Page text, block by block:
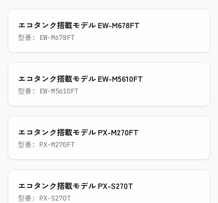
エコタンク搭載モデル EW-M678FT
型番: EW-M678FT
エコタンク搭載モデル EW-M5610FT
型番: EW-M5610FT
エコタンク搭載モデル PX-M270FT
型番: PX-M270FT
エコタンク搭載モデル PX-S270T
型番: PX-S270T